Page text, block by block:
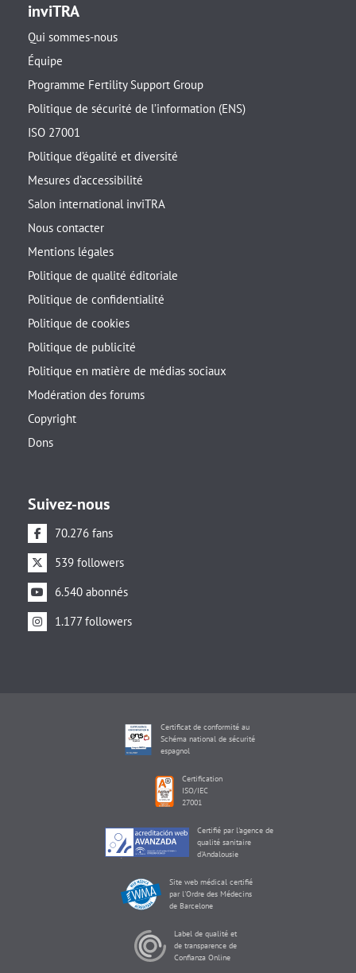
inviTRA
Qui sommes-nous
Équipe
Programme Fertility Support Group
Politique de sécurité de l’information (ENS)
ISO 27001
Politique d’égalité et diversité
Mesures d’accessibilité
Salon international inviTRA
Nous contacter
Mentions légales
Politique de qualité éditoriale
Politique de confidentialité
Politique de cookies
Politique de publicité
Politique en matière de médias sociaux
Modération des forums
Copyright
Dons
Suivez-nous
70.276 fans
539 followers
6.540 abonnés
1.177 followers
Certificat de conformité au
Schéma national de sécurité
espagnol
Certification
ISO/IEC
27001
Certifié par l'agence de
qualité sanitaire
d'Andalousie
Site web médical certifié
par l'Ordre des Médecins
de Barcelone
Label de qualité et
de transparence de
Confianza Online